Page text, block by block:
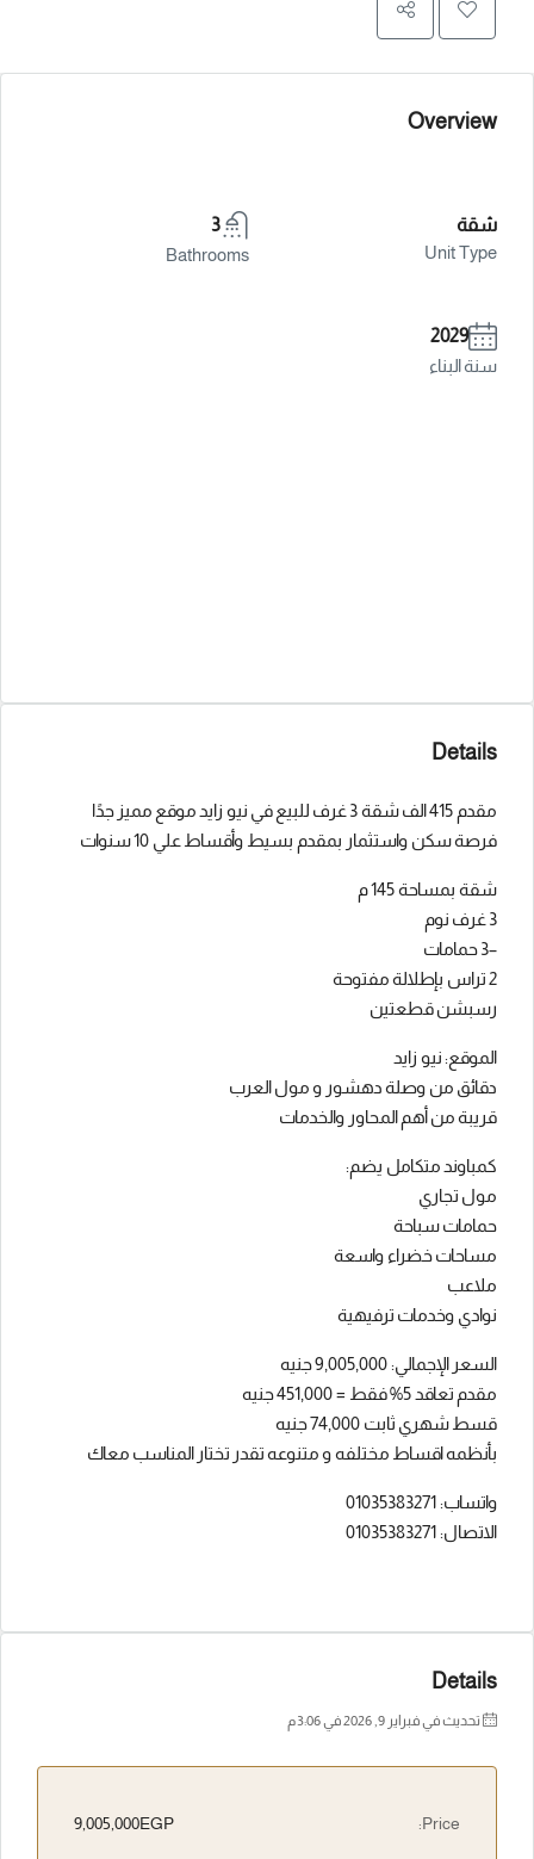
Overview
شقة
Unit Type
3
Bathrooms
2029
سنة البناء
Details
مقدم 415 الف شقة 3 غرف للبيع في نيو زايد موقع مميز جدًا
فرصة سكن واستثمار بمقدم بسيط وأقساط علي 10 سنوات
شقة بمساحة 145 م
3 غرف نوم
–3 حمامات
2 تراس بإطلالة مفتوحة
رسبشن قطعتين
الموقع: نيو زايد
دقائق من وصلة دهشور و مول العرب
قريبة من أهم المحاور والخدمات
كمباوند متكامل يضم:
مول تجاري
حمامات سباحة
مساحات خضراء واسعة
ملاعب
نوادي وخدمات ترفيهية
السعر الإجمالي: 9,005,000 جنيه
مقدم تعاقد 5% فقط = 451,000 جنيه
قسط شهري ثابت 74,000 جنيه
بأنظمه اقساط مختلفه و متنوعه تقدر تختار المناسب معاك
واتساب: 01035383271
الاتصال: 01035383271
Details
تحديث في فبراير 9, 2026 في 3:06 م
Price:
9,005,000EGP